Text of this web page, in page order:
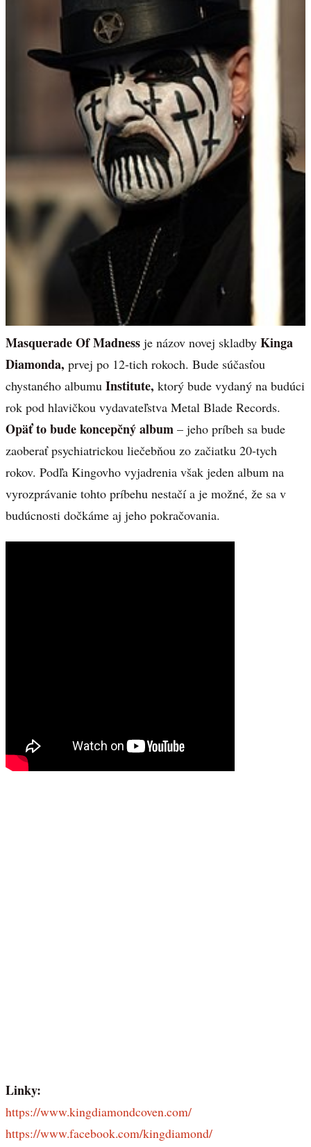
Masquerade Of Madness je názov novej skladby Kinga
Diamonda, prvej po 12-tich rokoch. Bude súčasťou
chystaného albumu Institute, ktorý bude vydaný na budúci
rok pod hlavičkou vydavateľstva Metal Blade Records.
Opäť to bude koncepčný album – jeho príbeh sa bude
zaoberať psychiatrickou liečebňou zo začiatku 20-tych
rokov. Podľa Kingovho vyjadrenia však jeden album na
vyrozprávanie tohto príbehu nestačí a je možné, že sa v
budúcnosti dočkáme aj jeho pokračovania.
Linky:
https://www.kingdiamondcoven.com/
https://www.facebook.com/kingdiamond/